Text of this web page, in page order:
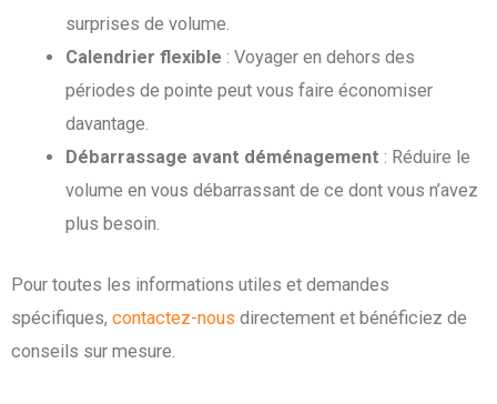
surprises de volume.
Calendrier flexible : Voyager en dehors des
périodes de pointe peut vous faire économiser
davantage.
Débarrassage avant déménagement : Réduire le
volume en vous débarrassant de ce dont vous n’avez
plus besoin.
Pour toutes les informations utiles et demandes
spécifiques, contactez-nous directement et bénéficiez de
conseils sur mesure.